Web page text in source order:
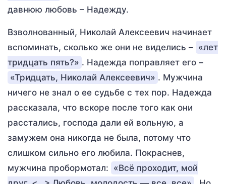
давнюю любовь – Надежду.
Взволнованный, Николай Алексеевич начинает
вспоминать, сколько же они не виделись – «лет
тридцать пять?» . Надежда поправляет его –
«Тридцать, Николай Алексеевич» . Мужчина
ничего не знал о ее судьбе с тех пор. Надежда
рассказала, что вскоре после того как они
расстались, господа дали ей вольную, а
замужем она никогда не была, потому что
слишком сильно его любила. Покраснев,
мужчина пробормотал: «Всё проходит, мой